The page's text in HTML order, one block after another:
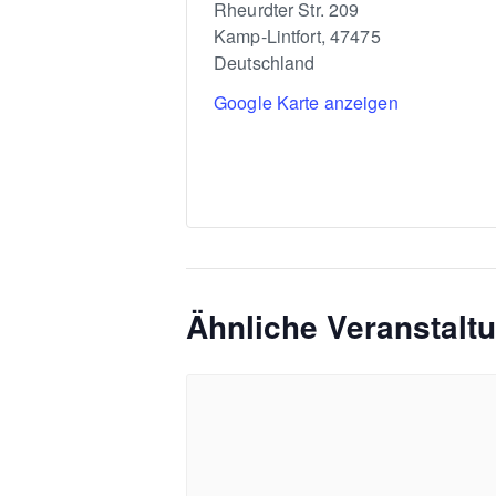
Rheurdter Str. 209
Kamp-Lintfort, 47475
Deutschland
Google Karte anzeigen
Ähnliche